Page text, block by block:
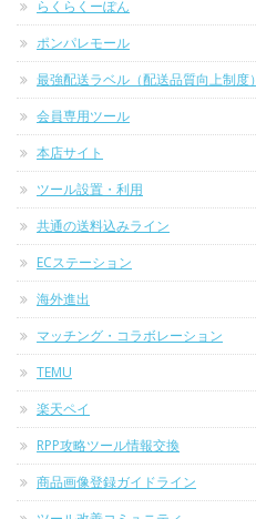
らくらくーぽん
ポンパレモール
最強配送ラベル（配送品質向上制度）
会員専用ツール
本店サイト
ツール設置・利用
共通の送料込みライン
ECステーション
海外進出
マッチング・コラボレーション
TEMU
楽天ペイ
RPP攻略ツール情報交換
商品画像登録ガイドライン